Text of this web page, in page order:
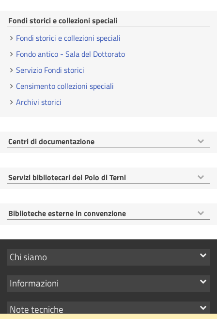
Fondi storici e collezioni speciali
Fondi storici e collezioni speciali
Fondo antico - Sala del Dottorato
Servizio Fondi storici
Censimento collezioni speciali
Archivi storici
Mostra
voci
Centri di documentazione
Mostra
voci
Servizi bibliotecari del Polo di Terni
Mostra
voci
Biblioteche esterne in convenzione
Mostra
link
Chi siamo
Mostra
link
Informazioni
Mostra
Note tecniche